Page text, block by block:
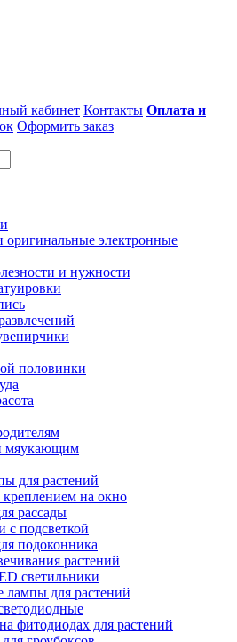
кабинет Контакты Оплата и
Оформить заказ
оригинальные электронные
и нужности
половинки
мяукающим
для растений
на окно
рассады
подсветкой
подоконника
растений
светильники
для растений
фитодиодах для растений